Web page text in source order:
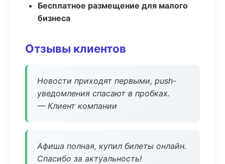
Бесплатное размещение для малого
бизнеса
Отзывы клиентов
Новости приходят первыми, push-
уведомления спасают в пробках.
— Клиент компании
Афиша полная, купил билеты онлайн.
Спасибо за актуальность!